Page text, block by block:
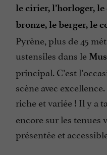
le cirier, l’horloger,
bronze, le berger, le
Pyrène, plus de 45
ustensiles dans le
principal. C’est
scène avec
riche et variée ! Il y a
encore sur les
présentée et